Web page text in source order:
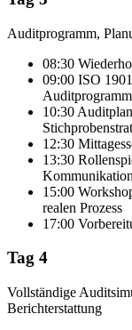
Auditprogramm,
08:30
09:00 ISO
10:30
12:30
13:30
Kommunikation
15:00
realen Prozess
17:00
Tag 4
Vollständige
Berichterstattung